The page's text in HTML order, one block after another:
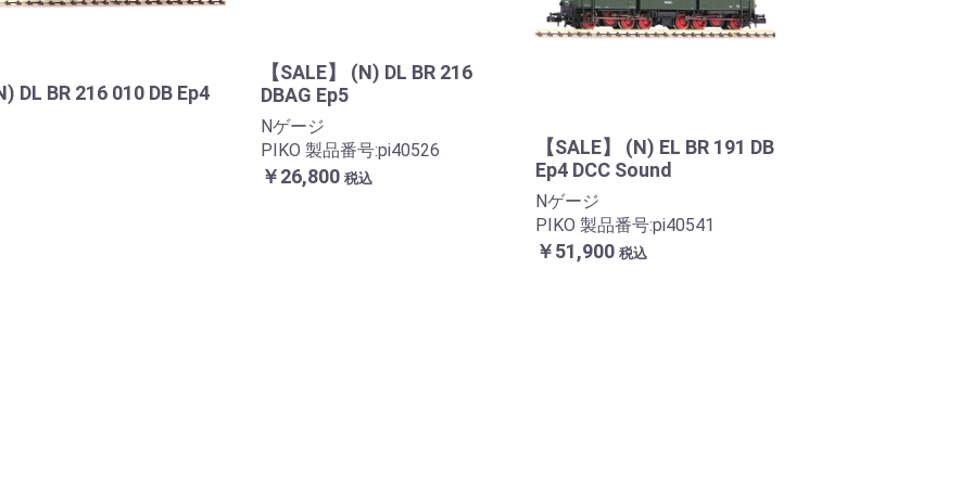
DL BR 216 010 DB Ep4
【SALE】 (N) DL BR 216
DBAG Ep5
Nゲージ
PIKO 製品番号:pi40526
￥26,800 税込
【SALE】 (N) EL BR 191 DB
Ep4 DCC Sound
Nゲージ
PIKO 製品番号:pi40541
￥51,900 税込